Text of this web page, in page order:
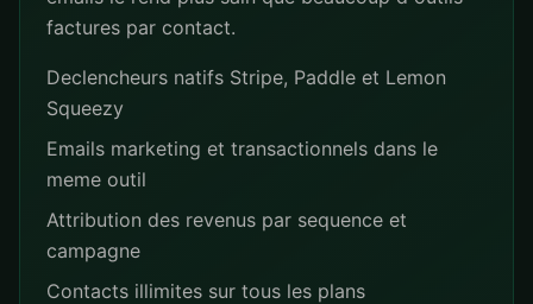
factures par contact.
Declencheurs natifs Stripe, Paddle et Lemon
Squeezy
Emails marketing et transactionnels dans le
meme outil
Attribution des revenus par sequence et
campagne
Contacts illimites sur tous les plans